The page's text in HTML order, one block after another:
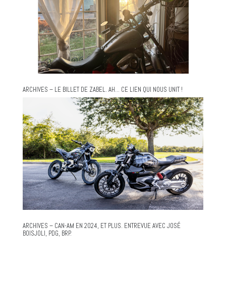
ARCHIVES – LE BILLET DE ZABEL. AH… CE LIEN QUI NOUS UNIT !
ARCHIVES – CAN-AM EN 2024, ET PLUS. ENTREVUE AVEC JOSÉ
BOISJOLI, PDG, BRP.